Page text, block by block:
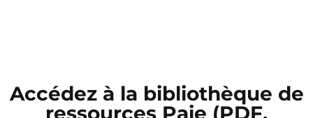
Accédez à la bibliothèque de